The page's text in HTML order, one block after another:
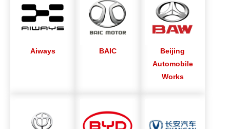
Aiways BAIC
Beijing
Automobile
Works